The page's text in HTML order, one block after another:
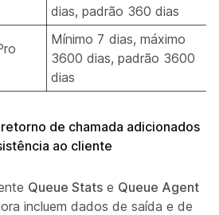
dias, padrão 360 dias
Mínimo 7 dias, máximo
3600 dias, padrão 3600
dias
de chamada adicionados
ao cliente
Queue Stats e Queue Agent
incluem dados de saída e de